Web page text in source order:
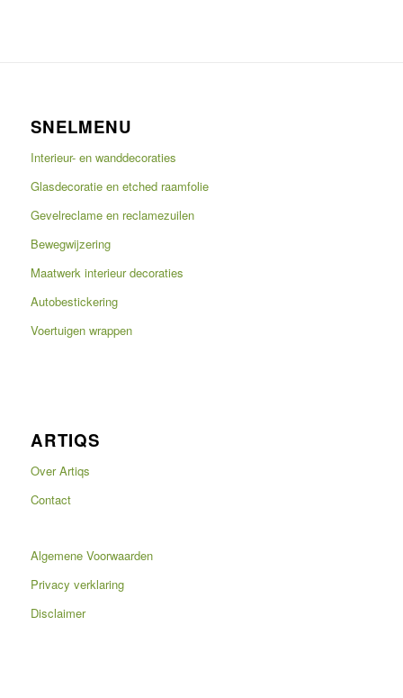
SNELMENU
Interieur- en wanddecoraties
Glasdecoratie en etched raamfolie
Gevelreclame en reclamezuilen
Bewegwijzering
Maatwerk interieur decoraties
Autobestickering
Voertuigen wrappen
ARTIQS
Over Artiqs
Contact
Algemene Voorwaarden
Privacy verklaring
Disclaimer